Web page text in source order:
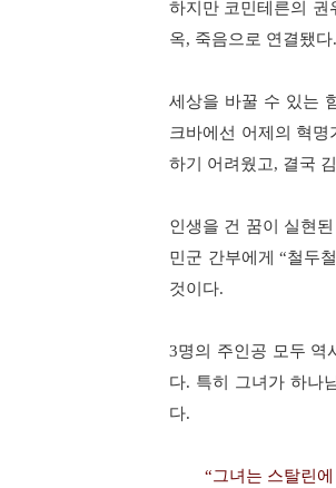
하지만 코민테른의 권
옥, 죽음으로 연결됐다.
세상을 바꿀 수 있는
크바에선 어제의 혁
하기 어려웠고, 결국
인생을 건 꿈이 실현
민군 간부에게“철두
것이다.
3명의 주인공 모두 역
다. 특히 그녀가 하나
다.
“그녀는 스탈린